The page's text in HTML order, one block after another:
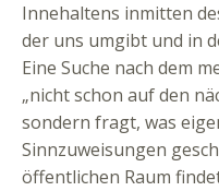
Innehaltens inmitten
der uns umgibt und in
Eine Suche nach dem
„nicht schon auf den
sondern fragt, was
Sinnzuweisungen
öffentlichen Raum